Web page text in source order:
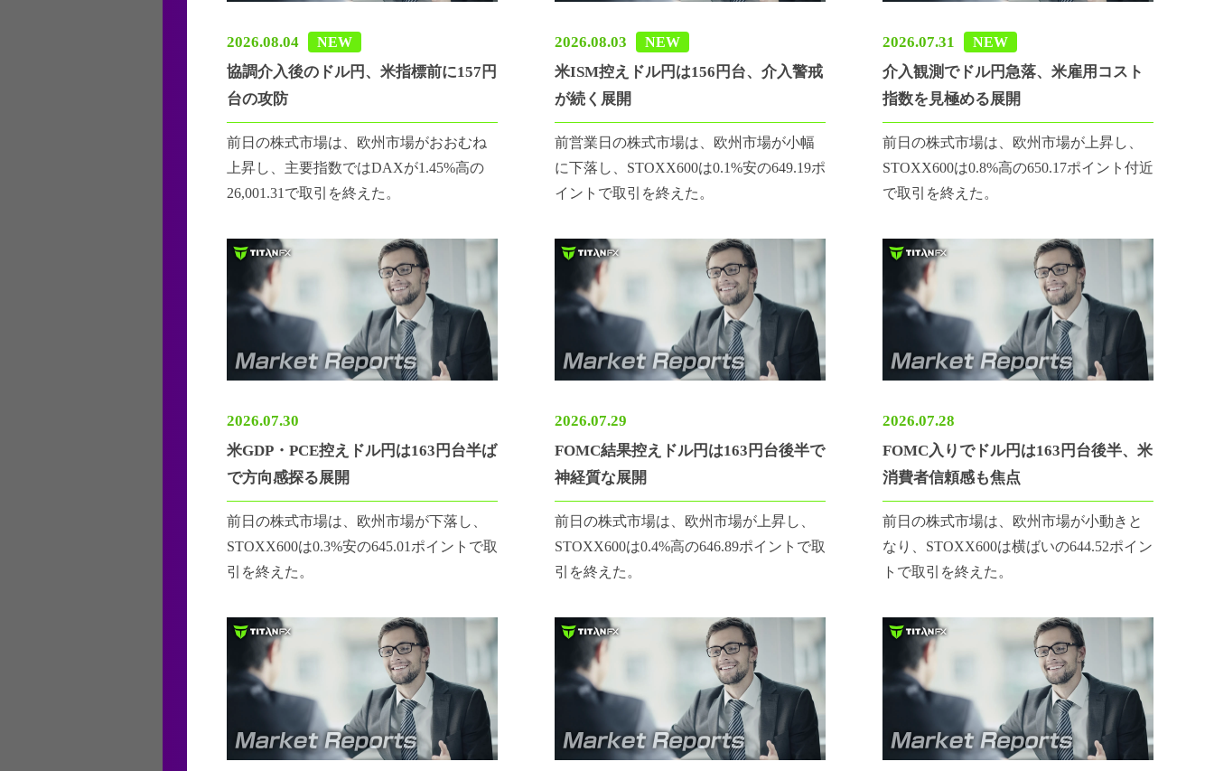
2026.08.04 NEW
協調介入後のドル円、米指標前に157円
台の攻防
前日の株式市場は、欧州市場がおおむね
上昇し、主要指数ではDAXが1.45%高の
26,001.31で取引を終えた。
2026.08.03 NEW
米ISM控えドル円は156円台、介入警戒
が続く展開
前営業日の株式市場は、欧州市場が小幅
に下落し、STOXX600は0.1%安の649.19ポ
イントで取引を終えた。
2026.07.31 NEW
介入観測でドル円急落、米雇用コスト
指数を見極める展開
前日の株式市場は、欧州市場が上昇し、
STOXX600は0.8%高の650.17ポイント付近
で取引を終えた。
2026.07.30
米GDP・PCE控えドル円は163円台半ば
で方向感探る展開
前日の株式市場は、欧州市場が下落し、
STOXX600は0.3%安の645.01ポイントで取
引を終えた。
2026.07.29
FOMC結果控えドル円は163円台後半で
神経質な展開
前日の株式市場は、欧州市場が上昇し、
STOXX600は0.4%高の646.89ポイントで取
引を終えた。
2026.07.28
FOMC入りでドル円は163円台後半、米
消費者信頼感も焦点
前日の株式市場は、欧州市場が小動きと
なり、STOXX600は横ばいの644.52ポイン
トで取引を終えた。